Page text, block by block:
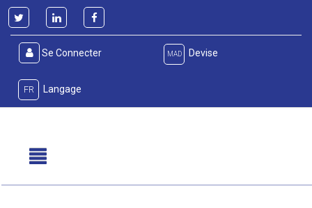
Se Connecter MAD Devise
FR Langage